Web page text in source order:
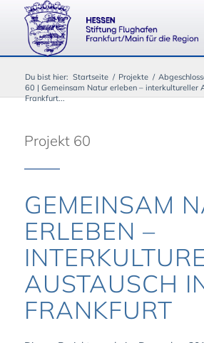
Du bist hier: Startseite / Projekte /
60 | Gemeinsam Natur erleben – interkultureller
Frankfurt...
Projekt 60
GEMEINSAM
ERLEBEN –
AUSTAUSCH
FRANKFURT